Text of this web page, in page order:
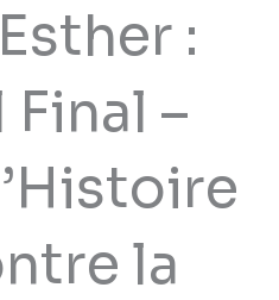
:
Final –
la